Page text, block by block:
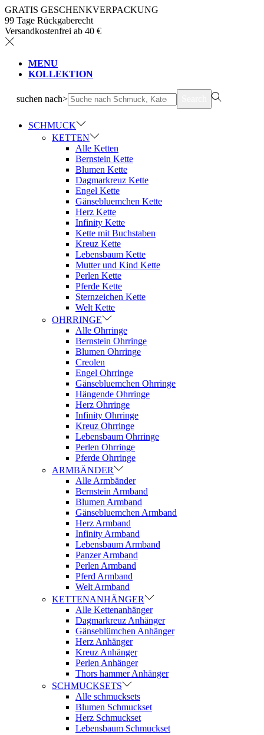
GRATIS GESCHENKVERPACKUNG
99 Tage Rückgaberecht
Versandkostenfrei ab 40 €
MENU
KOLLEKTION
suchen nach>
SCHMUCK
KETTEN
Alle Ketten
Bernstein Kette
Blumen Kette
Dagmarkreuz Kette
Engel Kette
Gänsebluemchen Kette
Herz Kette
Infinity Kette
Kette mit Buchstaben
Kreuz Kette
Lebensbaum Kette
Mutter und Kind Kette
Perlen Kette
Pferde Kette
Sternzeichen Kette
Welt Kette
OHRRINGE
Alle Ohrringe
Bernstein Ohrringe
Blumen Ohrringe
Creolen
Engel Ohrringe
Gänsebluemchen Ohrringe
Hängende Ohrringe
Herz Ohrringe
Infinity Ohrringe
Kreuz Ohrringe
Lebensbaum Ohrringe
Perlen Ohrringe
Pferde Ohrringe
ARMBÄNDER
Alle Armbänder
Bernstein Armband
Blumen Armband
Gänsebluemchen Armband
Herz Armband
Infinity Armband
Lebensbaum Armband
Panzer Armband
Perlen Armband
Pferd Armband
Welt Armband
KETTENANHÄNGER
Alle Kettenanhänger
Dagmarkreuz Anhänger
Gänseblümchen Anhänger
Herz Anhänger
Kreuz Anhänger
Perlen Anhänger
Thors hammer Anhänger
SCHMUCKSETS
Alle schmucksets
Blumen Schmuckset
Herz Schmuckset
Lebensbaum Schmuckset